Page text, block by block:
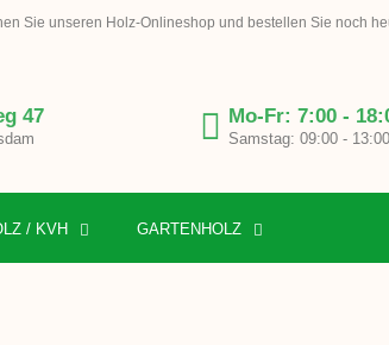
Sie unseren Holz-Onlineshop und bestellen Sie noch
47 Mo-Fr: 7:00 -
Samstag: 09:00 - 13:00
/ KVH GARTENHOLZ